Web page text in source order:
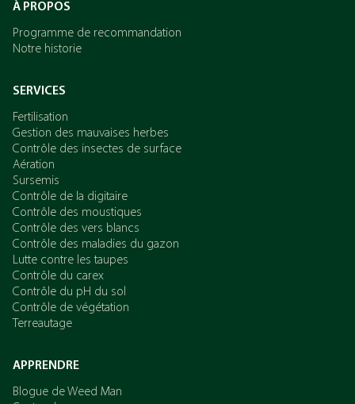
À PROPOS
Programme de recommandation
Notre historie
SERVICES
Fertilisation
Gestion des mauvaises herbes
Contrôle des insectes de surface
Aération
Sursemis
Contrôle de la digitaire
Contrôle des moustiques
Contrôle des vers blancs
Contrôle des maladies du gazon
Lutte contre les taupes
Contrôle du carex
Contrôle du pH du sol
Contrôle de végétation
Terreautage
APPRENDRE
Blogue de Weed Man